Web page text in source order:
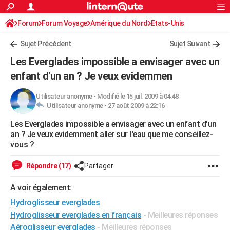
ACTUALITÉS
Politique
Société
Faits Divers
Education
Monde
Villes
+
Programme TV
Streaming
Cinéma
Sorties cinéma
Musique
FINANCE
Retraite
Impôts
Epargne
Immobilier
Risques naturels par ville
Banque
Assurance
Crédit
AUTO
Essais
Réserver un essai
Citadines
Berlines
SUV
Forum auto
HIGH-TECH
Mobiles
Meilleur smartphone
Internet
Ordinateurs
Jeux vidéo
Guide high-tech
+BRICOLAGE
WEEK-END
Art de vivre
Bien-être
Loisirs
ModeModes de vie
SANTE
Alimentation
Guide de la santé
Maladies
Médicaments
Sommeil
VOYAGE
Rechercher
S'inscrire
Connexion
Forum Forum Voyage Amérique du Nord Etats-Unis
Sujet Précédent Sujet Suivant
Les Everglades impossible a envisager avec un
enfant d'un an ? Je veux evidemmen
Utilisateur anonyme- Modifié le 15 juil. 2009 à 04:48
Utilisateur anonyme - 27 août 2009 à 22:16
Les Everglades impossible a envisager avec un enfant d'un
an ? Je veux evidemment aller sur l'eau que me conseillez-
vous ?
Répondre (17) Partager
A voir également:
Hydroglisseur everglades
Hydroglisseur everglades en français - Meilleures réponses
Aéroglisseur everglades - Meilleures réponses